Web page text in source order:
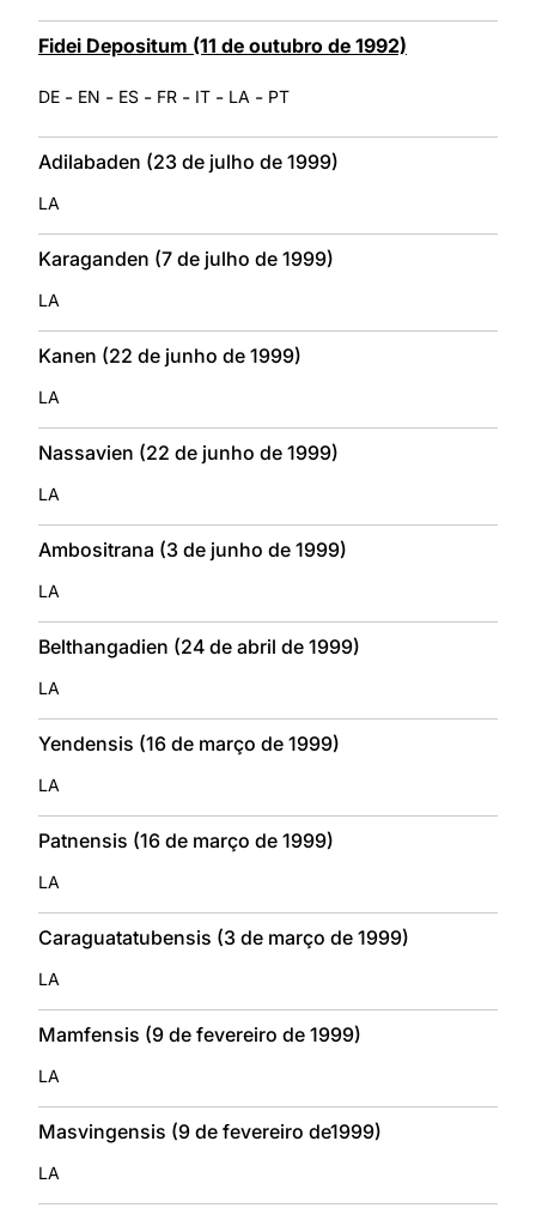
Fidei Depositum (11 de outubro de 1992)
DE - EN - ES - FR - IT - LA - PT
Adilabaden (23 de julho de 1999)
LA
Karaganden (7 de julho de 1999)
LA
Kanen (22 de junho de 1999)
LA
Nassavien (22 de junho de 1999)
LA
Ambositrana (3 de junho de 1999)
LA
Belthangadien (24 de abril de 1999)
LA
Yendensis (16 de março de 1999)
LA
Patnensis (16 de março de 1999)
LA
Caraguatatubensis (3 de março de 1999)
LA
Mamfensis (9 de fevereiro de 1999)
LA
Masvingensis (9 de fevereiro de1999)
LA